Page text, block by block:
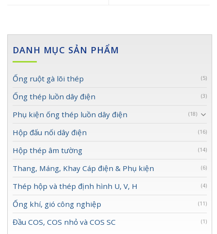
DANH MỤC SẢN PHẨM
Ống ruột gà lõi thép (5)
Ống thép luồn dây điện (3)
Phụ kiện ống thép luồn dây điện (18)
Hộp đấu nối dây điện (16)
Hộp thép âm tường (14)
Thang, Máng, Khay Cáp điện & Phụ kiện (6)
Thép hộp và thép định hình U, V, H (4)
Ống khí, gió công nghiệp (11)
Đầu COS, COS nhỏ và COS SC (1)